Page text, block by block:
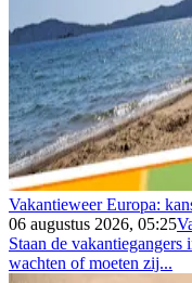
Vakantieweer Europa:
06 augustus 2026, 05:25
Staan de vakantiegangers
wachten of moeten zij...